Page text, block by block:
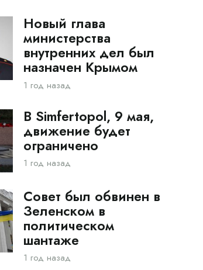
Новый глава
министерства
внутренних дел был
назначен Крымом
1 год назад
В Simfertopol, 9 мая,
движение будет
ограничено
1 год назад
Совет был обвинен в
Зеленском в
политическом
шантаже
1 год назад